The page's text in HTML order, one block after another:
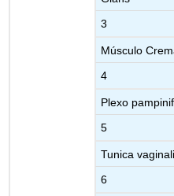
3
Músculo
4
Plexo
5
Tunica
6